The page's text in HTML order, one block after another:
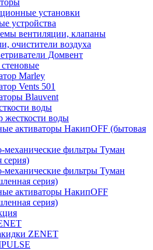
установки
устройства
вентиляции, клапаны
очистители воздуха
Домвент
Marley
Vents 501
Blauvent
воды
жесткости воды
активаторы НакипOFF (бытовая
механические фильтры Туман
серия)
механические фильтры Туман
серия)
активаторы НакипOFF
серия)
ZENET